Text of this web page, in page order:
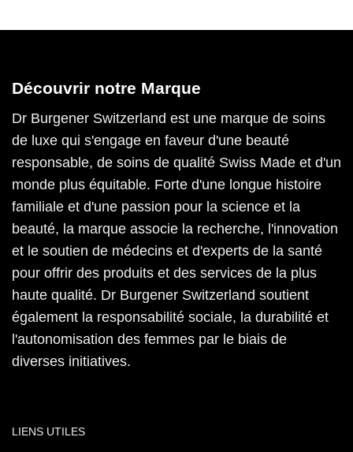
Découvrir notre Marque
Dr Burgener Switzerland est une marque de soins
de luxe qui s'engage en faveur d'une beauté
responsable, de soins de qualité Swiss Made et d'un
monde plus équitable. Forte d'une longue histoire
familiale et d'une passion pour la science et la
beauté, la marque associe la recherche, l'innovation
et le soutien de médecins et d'experts de la santé
pour offrir des produits et des services de la plus
haute qualité. Dr Burgener Switzerland soutient
également la responsabilité sociale, la durabilité et
l'autonomisation des femmes par le biais de
diverses initiatives.
LIENS UTILES